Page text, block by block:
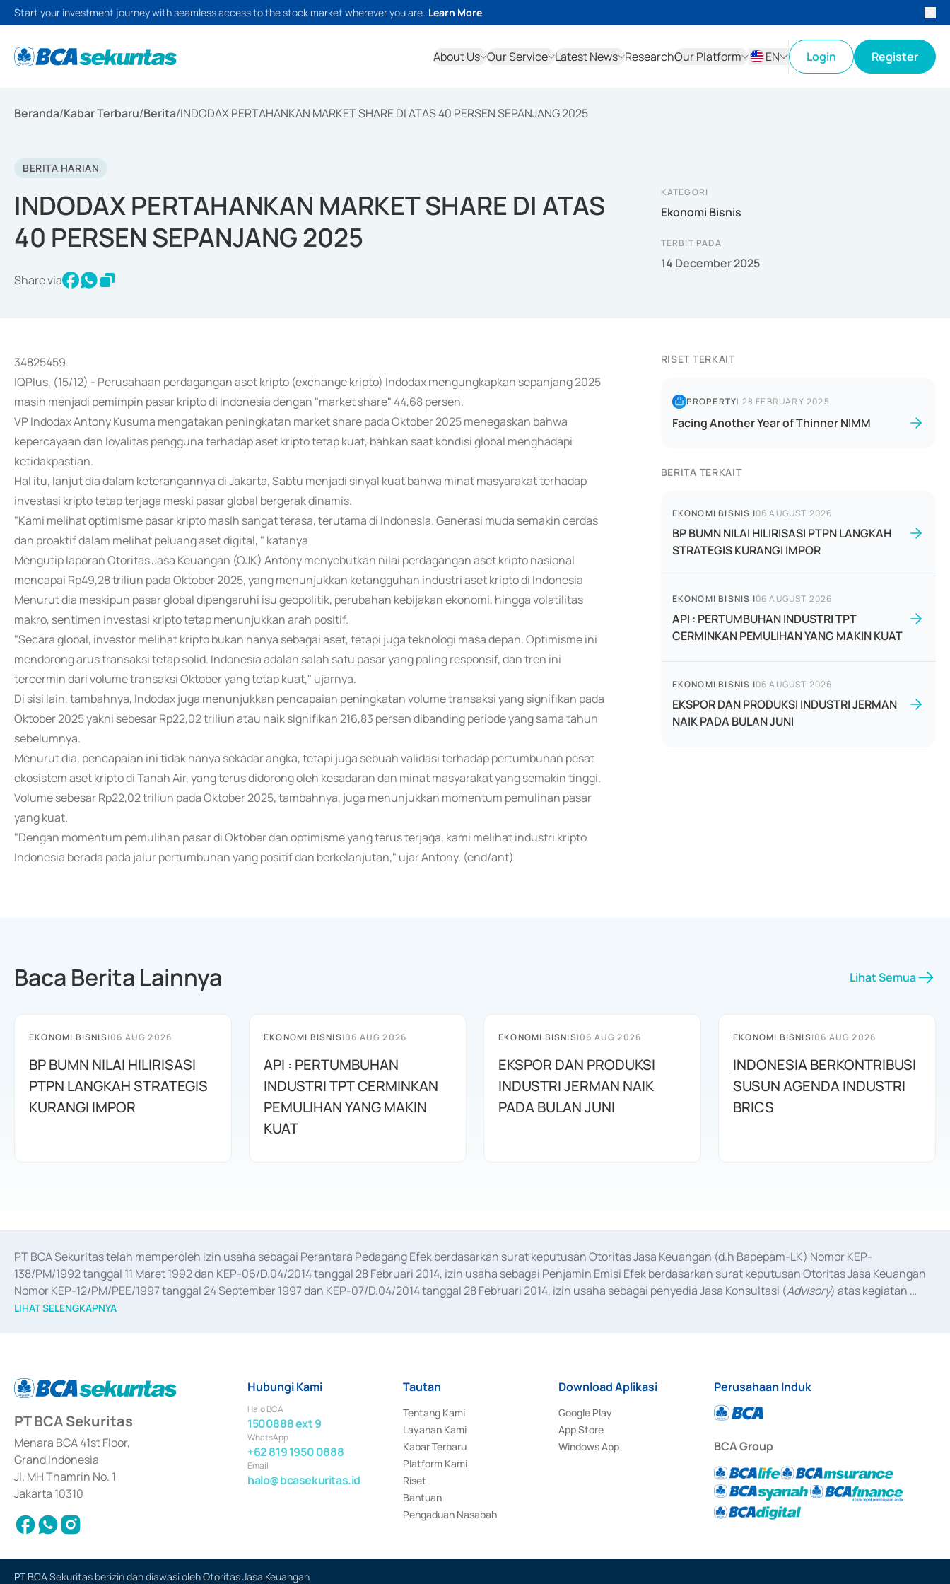
Start your investment journey with seamless access to the stock market wherever you are. Learn More
About Us Our Service Latest News ResearchOur Platform
EN
Login Register
Beranda/Kabar Terbaru/Berita/INDODAX PERTAHANKAN MARKET SHARE DI ATAS 40 PERSEN SEPANJANG 2025
BERITA HARIAN
INDODAX PERTAHANKAN MARKET SHARE DI ATAS
40 PERSEN SEPANJANG 2025
Share via
KATEGORI
Ekonomi Bisnis
TERBIT PADA
14 December 2025
34825459
IQPlus, (15/12) - Perusahaan perdagangan aset kripto (exchange kripto) Indodax mengungkapkan sepanjang 2025
masih menjadi pemimpin pasar kripto di Indonesia dengan "market share" 44,68 persen.
VP Indodax Antony Kusuma mengatakan peningkatan market share pada Oktober 2025 menegaskan bahwa
kepercayaan dan loyalitas pengguna terhadap aset kripto tetap kuat, bahkan saat kondisi global menghadapi
ketidakpastian.
Hal itu, lanjut dia dalam keterangannya di Jakarta, Sabtu menjadi sinyal kuat bahwa minat masyarakat terhadap
investasi kripto tetap terjaga meski pasar global bergerak dinamis.
"Kami melihat optimisme pasar kripto masih sangat terasa, terutama di Indonesia. Generasi muda semakin cerdas
dan proaktif dalam melihat peluang aset digital, " katanya
Mengutip laporan Otoritas Jasa Keuangan (OJK) Antony menyebutkan nilai perdagangan aset kripto nasional
mencapai Rp49,28 triliun pada Oktober 2025, yang menunjukkan ketangguhan industri aset kripto di Indonesia
Menurut dia meskipun pasar global dipengaruhi isu geopolitik, perubahan kebijakan ekonomi, hingga volatilitas
makro, sentimen investasi kripto tetap menunjukkan arah positif.
"Secara global, investor melihat kripto bukan hanya sebagai aset, tetapi juga teknologi masa depan. Optimisme ini
mendorong arus transaksi tetap solid. Indonesia adalah salah satu pasar yang paling responsif, dan tren ini
tercermin dari volume transaksi Oktober yang tetap kuat," ujarnya.
Di sisi lain, tambahnya, Indodax juga menunjukkan pencapaian peningkatan volume transaksi yang signifikan pada
Oktober 2025 yakni sebesar Rp22,02 triliun atau naik signifikan 216,83 persen dibanding periode yang sama tahun
sebelumnya.
Menurut dia, pencapaian ini tidak hanya sekadar angka, tetapi juga sebuah validasi terhadap pertumbuhan pesat
ekosistem aset kripto di Tanah Air, yang terus didorong oleh kesadaran dan minat masyarakat yang semakin tinggi.
Volume sebesar Rp22,02 triliun pada Oktober 2025, tambahnya, juga menunjukkan momentum pemulihan pasar
yang kuat.
"Dengan momentum pemulihan pasar di Oktober dan optimisme yang terus terjaga, kami melihat industri kripto
Indonesia berada pada jalur pertumbuhan yang positif dan berkelanjutan," ujar Antony. (end/ant)
RISET TERKAIT
PROPERTY| 28 FEBRUARY 2025
Facing Another Year of Thinner NIMM
BERITA TERKAIT
EKONOMI BISNIS |06 AUGUST 2026
BP BUMN NILAI HILIRISASI PTPN LANGKAH
STRATEGIS KURANGI IMPOR
EKONOMI BISNIS |06 AUGUST 2026
API : PERTUMBUHAN INDUSTRI TPT
CERMINKAN PEMULIHAN YANG MAKIN KUAT
EKONOMI BISNIS |06 AUGUST 2026
EKSPOR DAN PRODUKSI INDUSTRI JERMAN
NAIK PADA BULAN JUNI
Baca Berita Lainnya Lihat Semua
EKONOMI BISNIS|06 AUG 2026
BP BUMN NILAI HILIRISASI
PTPN LANGKAH STRATEGIS
KURANGI IMPOR
EKONOMI BISNIS|06 AUG 2026
API : PERTUMBUHAN
INDUSTRI TPT CERMINKAN
PEMULIHAN YANG MAKIN
KUAT
EKONOMI BISNIS|06 AUG 2026
EKSPOR DAN PRODUKSI
INDUSTRI JERMAN NAIK
PADA BULAN JUNI
EKONOMI BISNIS|06 AUG 2026
INDONESIA BERKONTRIBUSI
SUSUN AGENDA INDUSTRI
BRICS
PT BCA Sekuritas telah memperoleh izin usaha sebagai Perantara Pedagang Efek berdasarkan surat keputusan Otoritas Jasa Keuangan (d.h Bapepam-LK) Nomor KEP-
138/PM/1992 tanggal 11 Maret 1992 dan KEP-06/D.04/2014 tanggal 28 Februari 2014, izin usaha sebagai Penjamin Emisi Efek berdasarkan surat keputusan Otoritas Jasa Keuangan
Nomor KEP-12/PM/PEE/1997 tanggal 24 September 1997 dan KEP-07/D.04/2014 tanggal 28 Februari 2014, izin usaha sebagai penyedia Jasa Konsultasi (Advisory) atas kegiatan
merger, akuisisi, divestasi, dan
LIHAT SELENGKAPNYA
PT BCA Sekuritas
Menara BCA 41st Floor,
Grand Indonesia
Jl. MH Thamrin No. 1
Jakarta 10310
Hubungi Kami
Halo BCA
1500888 ext 9
WhatsApp
+62 819 1950 0888
Email
halo@bcasekuritas.id
Tautan
Tentang Kami
Layanan Kami
Kabar Terbaru
Platform Kami
Riset
Bantuan
Pengaduan Nasabah
Download Aplikasi
Google Play
App Store
Windows App
Perusahaan Induk
BCA Group
PT BCA Sekuritas berizin dan diawasi oleh Otoritas Jasa Keuangan